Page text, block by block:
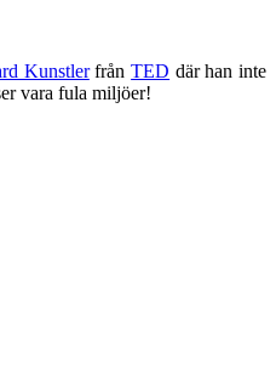
KunstlerfrånTED där han inte
vara fula miljöer!